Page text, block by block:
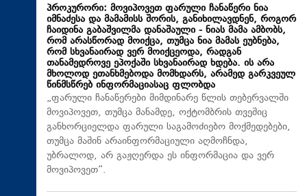
პროკურორი: მოვიპოვეთ ფარული ჩანაწერი ნია
იმნაძესა და მამამისს შორის, განიხილავდნენ, როგორ
ჩაიდინა გაბაშვილმა დანაშაული - ნიას მამა ამბობს,
რომ არასწორად მოიქცა, თუმცა ნია მამას ეუბნება,
რომ სხვანაირად ვერ მოიქცეოდა, რადგან
თანამედროვე ეპოქაში სხვანაირად ხდება. ის არა
მხოლოდ ეთანხმებოდა მომხდარს, არამედ გარკვეულ
წინმსწრებ ინფორმაციასაც ფლობდა
„ფარული ჩანაწერები მიმდინარე წლის თებერვალში
მოვიპოვეთ, თუმცა მანამდე, ოქტომბრის თვეშიც
განხორციელდა ფარული საგამოძიებო მოქმედებები,
თუმცა მაშინ არაინფორმაციული აღმოჩნდა,
უბრალოდ, არ გაჟღერდა ეს ინფორმაცია და ვერ
მოვიპოვეთ“.